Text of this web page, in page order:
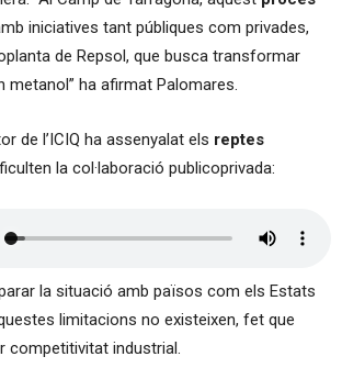
iniciatives tant públiques com privades,
de Repsol, que busca transformar
metanol” ha afirmat Palomares.
de l’ICIQ ha assenyalat els reptes
la col·laboració publicoprivada:
la situació amb països com els Estats
limitacions no existeixen, fet que
competitivitat industrial.